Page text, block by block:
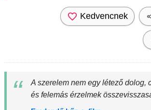
Kedvencnek
A szerelem nem egy létező dolog,
és felemás érzelmek